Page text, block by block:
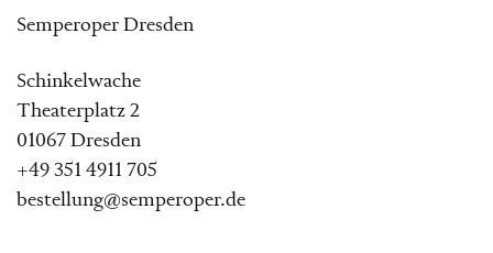
Semperoper Dresden
Schinkelwache
Theaterplatz 2
01067 Dresden
+49 351 4911 705
bestellung@semperoper.de